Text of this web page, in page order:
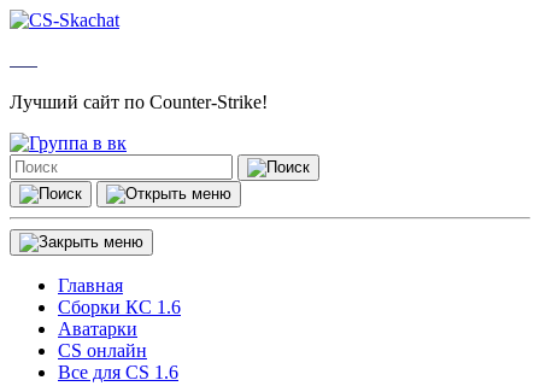
Лучший сайт по Counter-Strike!
Главная
Сборки КС 1.6
Аватарки
CS онлайн
Все для CS 1.6